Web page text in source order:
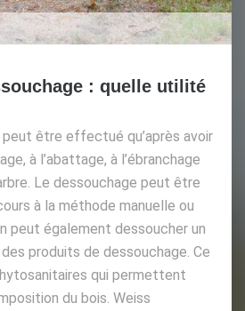
: quelle utilité
être effectué qu’après avoir
à l’abattage, à l’ébranchage
Le dessouchage peut être
à la méthode manuelle ou
peut également dessoucher un
produits de dessouchage. Ce
qui permettent
du bois. Weiss